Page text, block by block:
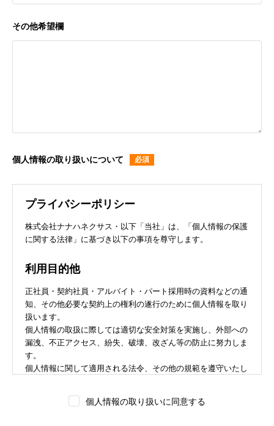
その他希望欄
個人情報の取り扱いについて
プライバシーポリシー
株式会社ナナハネクサス・以下「当社」は、「個人情報の保護
に関する法律」に基づき以下の事項を尊守します。
利用目的他
正社員・契約社員・アルバイト・パート採用時の資料などの通
知、その他必要な契約上の権利の遂行のために個人情報を取り
扱います。
個人情報の取扱に際しては適切な安全対策を実施し、外部への
漏洩、不正アクセス、紛失、破壊、改ざん等の防止に努力しま
す。
個人情報に関して適用される法令、その他の規範を遵守いたし
個人情報の取り扱いに同意する